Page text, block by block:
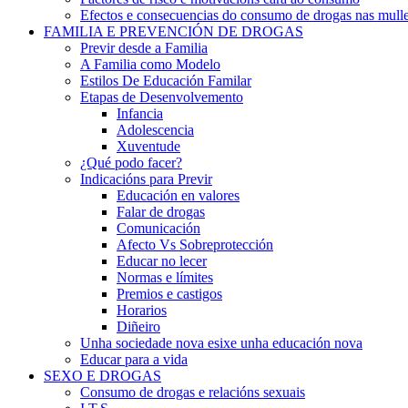
Efectos e consecuencias do consumo de drogas nas
FAMILIA E PREVENCIÓN DE DROGAS
Previr desde a Familia
A Familia como Modelo
Estilos De Educación Familar
Etapas de Desenvolvemento
Infancia
Adolescencia
Xuventude
¿Qué podo facer?
Indicacións para Previr
Educación en valores
Falar de drogas
Comunicación
Afecto Vs Sobreprotección
Educar no lecer
Normas e límites
Premios e castigos
Horarios
Diñeiro
Unha sociedade nova esixe unha educación nova
Educar para a vida
SEXO E DROGAS
Consumo de drogas e relacións sexuais